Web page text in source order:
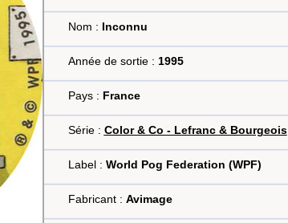
Nom : Inconnu
Année de sortie : 1995
Pays : France
Série : Color & Co - Lefranc & Bourgeois
Label : World Pog Federation (WPF)
Fabricant : Avimage